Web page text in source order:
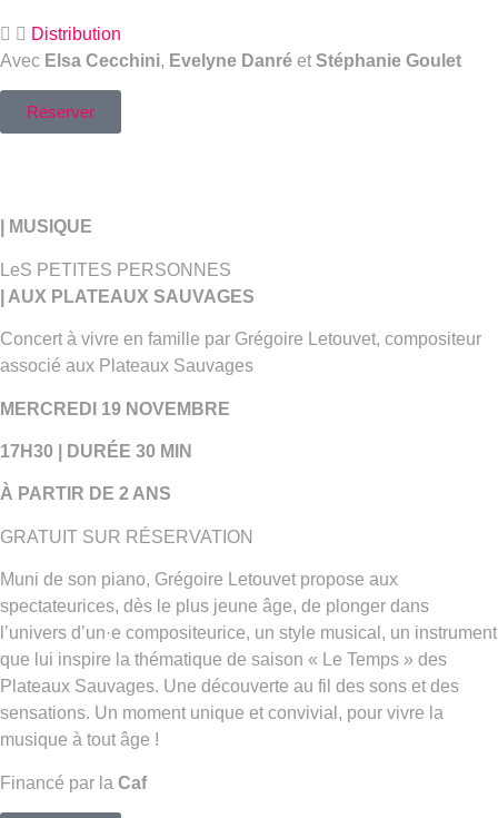
Distribution
Avec Elsa Cecchini, Evelyne Danré et Stéphanie Goulet
Réserver
| MUSIQUE
LeS PETITES PERSONNES
| AUX PLATEAUX SAUVAGES
Concert à vivre en famille par Grégoire Letouvet, compositeur
associé aux Plateaux Sauvages
MERCREDI 19 NOVEMBRE
17H30 | DURÉE 30 MIN
À PARTIR DE 2 ANS
GRATUIT SUR RÉSERVATION
Muni de son piano, Grégoire Letouvet propose aux
spectateurices, dès le plus jeune âge, de plonger dans
l’univers d’un·e compositeurice, un style musical, un instrument
que lui inspire la thématique de saison « Le Temps » des
Plateaux Sauvages. Une découverte au fil des sons et des
sensations. Un moment unique et convivial, pour vivre la
musique à tout âge !
Financé par la Caf